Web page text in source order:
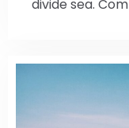
divide sea.